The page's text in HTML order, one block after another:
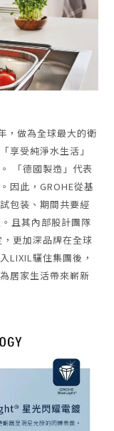
，做為全球最大的衛
享受純淨水生活」
「德國製造」代表
因此，GROHE從基
包装、期間共要經
且其內部股計團隊
更加深品牌在全球
LIXIL驪住集團後，
居家生活帶來嶄新